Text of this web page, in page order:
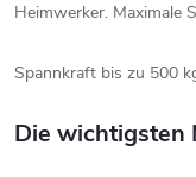
Heimwerker. Maximale
Spannkraft bis zu 500
Die wichtigsten